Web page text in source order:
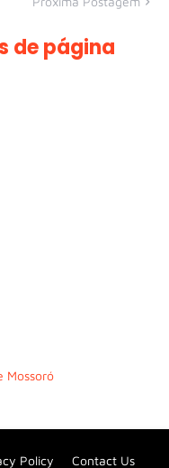
de página
Mossoró
Policy Contact Us